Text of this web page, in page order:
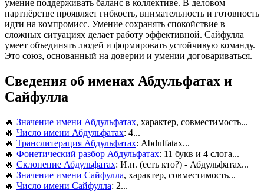
умение поддерживать баланс в коллективе. В деловом
партнёрстве проявляет гибкость, внимательность и готовность
идти на компромисс. Умение сохранять спокойствие в
сложных ситуациях делает работу эффективной. Сайфулла
умеет объединять людей и формировать устойчивую команду.
Это союз, основанный на доверии и умении договариваться.
Сведения об именах Абдульфатах и
Сайфулла
🔥 Значение имени Абдульфатах, характер, совместимость...
🔥 Число имени Абдульфатах: 4...
🔥 Транслитерация Абдульфатах: Abdulfatax...
🔥 Фонетический разбор Абдульфатах: 11 букв и 4 слога...
🔥 Склонение Абдульфатах: И.п. (есть кто?) - Абдульфатах...
🔥 Значение имени Сайфулла, характер, совместимость...
🔥 Число имени Сайфулла: 2...